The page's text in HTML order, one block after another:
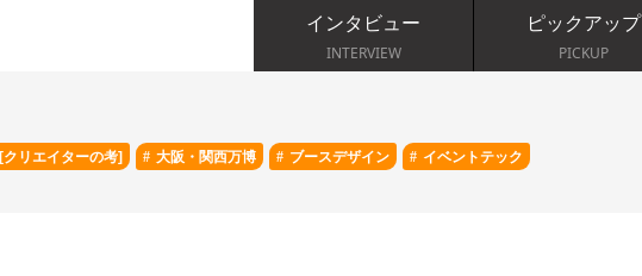
インタビュー
INTERVIEW
ピックアップ
PICKUP
[クリエイターの考] 大阪・関西万博 ブースデザイン イベントテック